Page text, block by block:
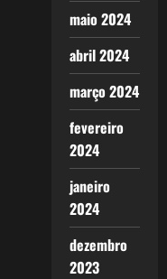
maio 2024
abril 2024
março 2024
fevereiro
2024
janeiro
2024
dezembro
2023